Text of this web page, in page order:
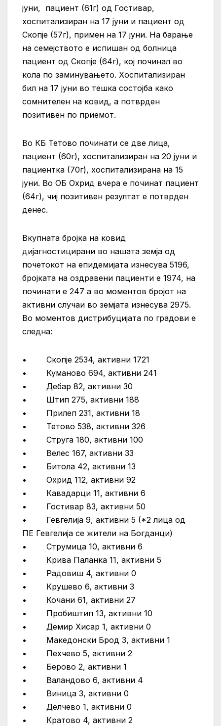
јуни, пациент (61г) од Гостивар,
хоспитализиран на 17 јуни и пациент од
Скопје (57г), примен на 17 јуни. На барање
на семејството е испишан од болница
пациент од Скопје (64г), кој починал во
кола по заминувaњето. Хоспитализиран
бил на 17 јуни во тешка состојба како
сомнителен на ковид, а потврден
позитивен по приемот.
Во КБ Тетово починати се две лица,
пациент (60г), хоспитализиран на 20 јуни и
пациентка (70г), хоспитализирана на 15
јуни. Во ОБ Охрид вчера е починат пациент
(64г), чиј позитивен резултат е потврден
денес.
Вкупната бројка на ковид
дијагностицирани во нашата земја од
почетокот на епидемијата изнесува 5196,
бројката на оздравени пациенти е 1974, на
починати е 247 а во моментов бројот на
активни случаи во земјата изнесува 2975.
Во моментов дистрибуцијата по градови е
следна:
• Скопје 2534, активни 1721
• Куманово 694, активни 241
• Дебар 82, активни 30
• Штип 275, активни 188
• Прилеп 231, активни 18
• Тетово 538, активни 326
• Струга 180, активни 100
• Велес 167, активни 33
• Битола 42, активни 13
• Охрид 112, активни 92
• Кавадарци 11, активни 6
• Гостивар 83, активни 50
• Гевгелија 9, активни 5 (*2 лица од
ПЕ Гевгелија се жители на Богданци)
• Струмица 10, активни 6
• Крива Паланка 11, активни 5
• Радовиш 4, активни 0
• Крушево 6, активни 3
• Кочани 61, активни 27
• Пробиштип 13, активни 10
• Демир Хисар 1, активни 0
• Македонски Брод 3, активни 1
• Пехчево 5, активни 2
• Берово 2, активни 1
• Валандово 6, активни 4
• Виница 3, активни 0
• Делчево 1, активни 0
• Кратово 4, активни 2